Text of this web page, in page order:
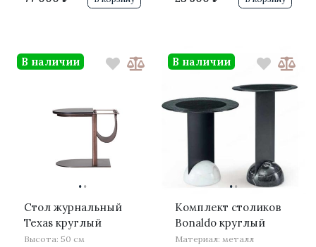
··
Стол журнальный
Texas круглый
Высота: 50 см
В наличии
··
Комплект столиков
Bonaldo круглый
Материал: металл
В наличии